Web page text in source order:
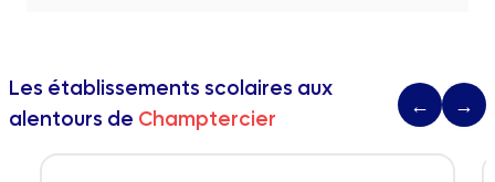
Les établissements scolaires aux
alentours de Champtercier
← →